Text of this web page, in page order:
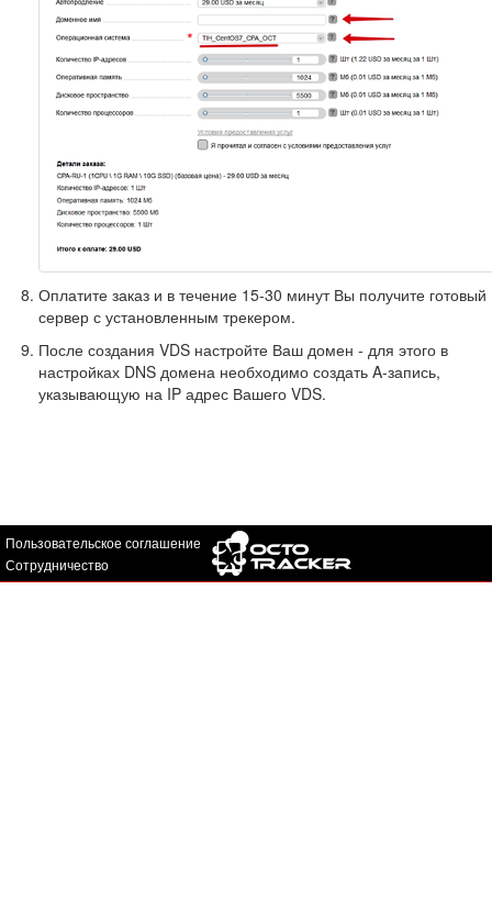
Оплатите заказ и в течение 15-30 минут Вы получите готовый
сервер с установленным трекером.
После создания VDS настройте Ваш домен - для этого в
настройках DNS домена необходимо создать A-запись,
указывающую на IP адрес Вашего VDS.
Пользовательское соглашение
Сотрудничество